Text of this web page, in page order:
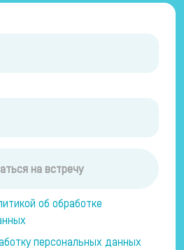
на встречу
об обработке
персональных данных